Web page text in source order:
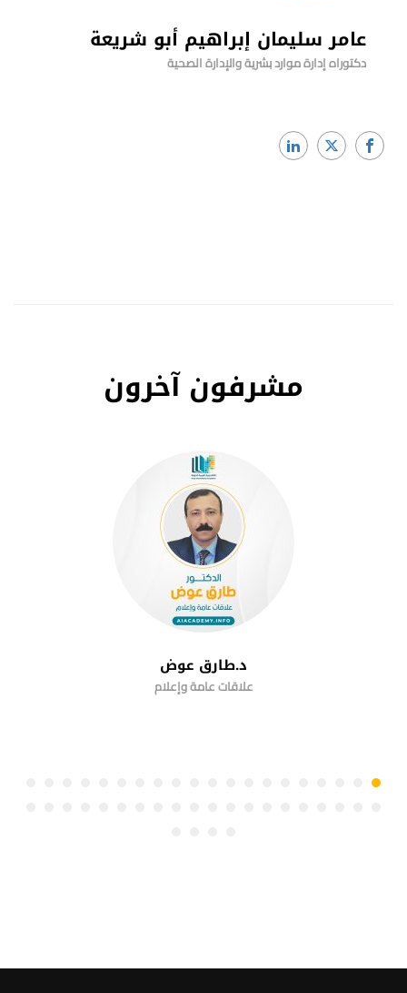
عامر سليمان إبراهيم أبو شريعة
دكتوراه إدارة موارد بشرية والإدارة الصحية
مشرفون آخرون
د.طارق عوض
علاقات عامة وإعلام